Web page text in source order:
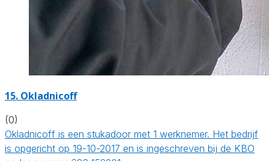
15. Okladnicoff
(0)
Okladnicoff is een stukadoor met 1 werknemer. Het bedrijf
is opgericht op 19-10-2017 en is ingeschreven bij de KBO